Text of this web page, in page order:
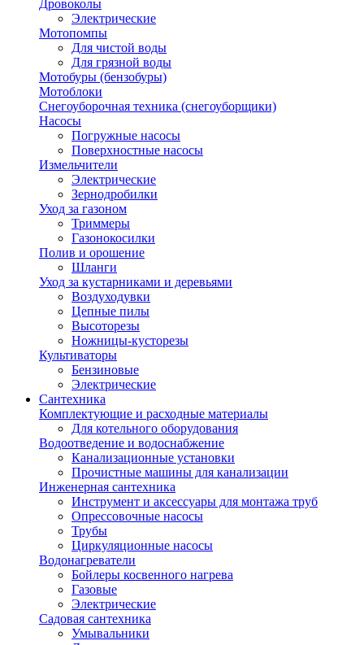
Дровоколы
Электрические
Мотопомпы
Для чистой воды
Для грязной воды
Мотобуры (бензобуры)
Мотоблоки
Снегоуборочная техника (снегоуборщики)
Насосы
Погружные насосы
Поверхностные насосы
Измельчители
Электрические
Зернодробилки
Уход за газоном
Триммеры
Газонокосилки
Полив и орошение
Шланги
Уход за кустарниками и деревьями
Воздуходувки
Цепные пилы
Высоторезы
Ножницы-кусторезы
Культиваторы
Бензиновые
Электрические
Сантехника
Комплектующие и расходные материалы
Для котельного оборудования
Водоотведение и водоснабжение
Канализационные установки
Прочистные машины для канализации
Инженерная сантехника
Инструмент и аксессуары для монтажа труб
Опрессовочные насосы
Трубы
Циркуляционные насосы
Водонагреватели
Бойлеры косвенного нагрева
Газовые
Электрические
Садовая сантехника
Умывальники